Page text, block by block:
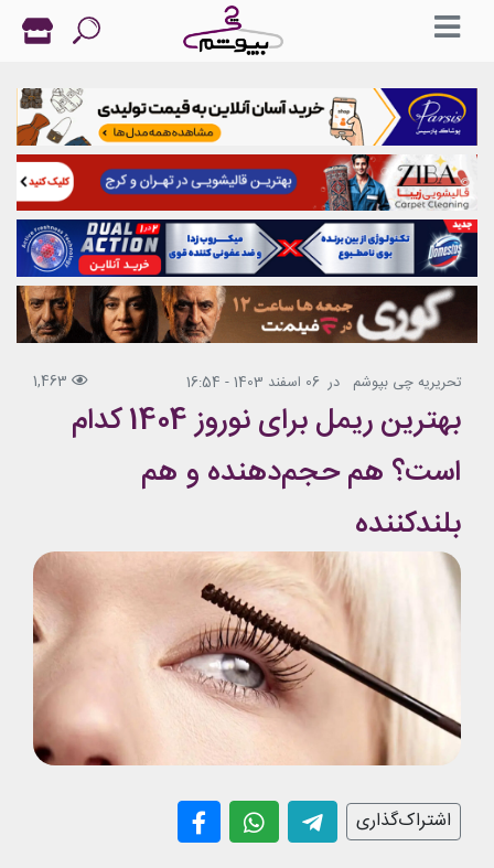
تحریریه چی بپوشم در 06 اسفند 1403 - 16:54 1,463
بهترین ریمل برای نوروز 1404 کدام
است؟ هم حجم‌دهنده و هم
بلندکننده
اشتراک‌گذاری